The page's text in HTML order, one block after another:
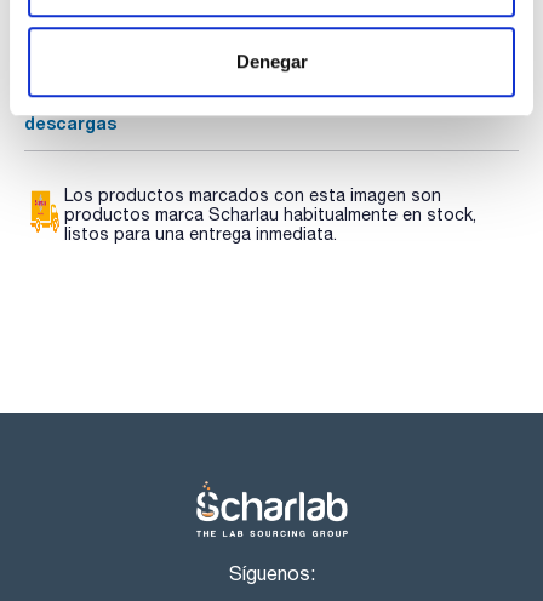
Denegar
Regístrate para
Regístrate para
Regístrate para
descargas
Los productos marcados con esta imagen son
productos marca Scharlau habitualmente en stock,
listos para una entrega inmediata.
Síguenos: